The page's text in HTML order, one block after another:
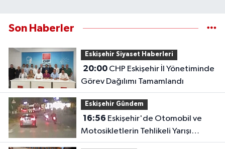
Son Haberler
Eskişehir Siyaset Haberleri
20:00CHP Eskişehir İl Yönetiminde
Görev Dağılımı Tamamlandı
Eskişehir Gündem
16:56
Motosikletlerin Tehlikeli Yarışı
Kamerada